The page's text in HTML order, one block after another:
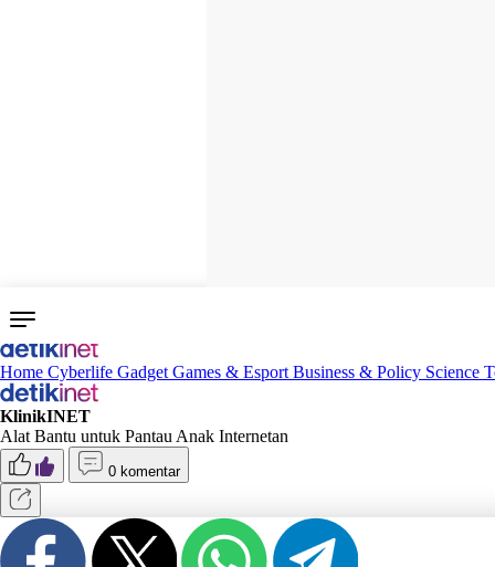
Home Cyberlife Gadget Games & Esport Business & Policy Science
KlinikINET
Alat Bantu untuk Pantau Anak Internetan
0 komentar